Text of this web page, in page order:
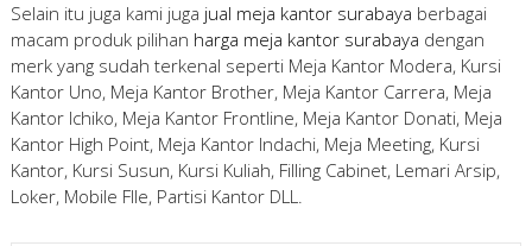
Selain itu juga kami juga jual meja kantor surabaya berbagai
macam produk pilihan harga meja kantor surabaya dengan
merk yang sudah terkenal seperti Meja Kantor Modera, Kursi
Kantor Uno, Meja Kantor Brother, Meja Kantor Carrera, Meja
Kantor Ichiko, Meja Kantor Frontline, Meja Kantor Donati, Meja
Kantor High Point, Meja Kantor Indachi, Meja Meeting, Kursi
Kantor, Kursi Susun, Kursi Kuliah, Filling Cabinet, Lemari Arsip,
Loker, Mobile FIle, Partisi Kantor DLL.